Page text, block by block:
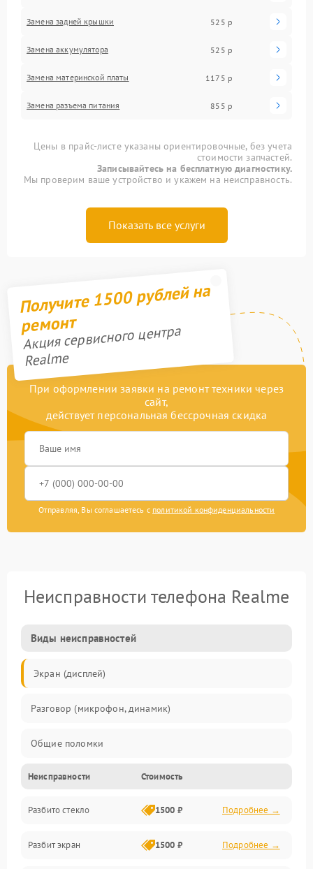
Замена задней крышки 525 р
Замена аккумулятора 525 р
Замена материнской платы 1175 р
Замена разъема питания 855 р
Цены в прайс-листе указаны ориентировочные, без учета
стоимости запчастей.
Записывайтесь на бесплатную диагностику.
Мы проверим ваше устройство и укажем на неисправность.
Показать все услуги
Получите 1500 рублей на
ремонт
Акция сервисного центра
Realme
При оформлении заявки на ремонт техники через
сайт,
действует персональная бессрочная скидка
Отправляя, Вы соглашаетесь с политикой конфиденциальности
Неисправности телефона Realme
Виды неисправностей
Экран (дисплей)
Разговор (микрофон, динамик)
Общие поломки
Проблемы связи
Камеры
Проблемы с дисплеем и сенсором
Неисправности Стоимость
Разбито стекло 1500 ₽ Подробнее →
Разбит экран 1500 ₽ Подробнее →